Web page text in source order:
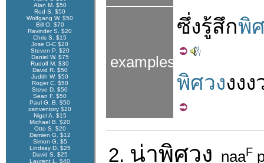
Alan M. $50
Rod S. $50
Wolfgang W. $50
Bill O. $70
Ravinder S. $20
Chris S. $15
Jose D-C $20
Steven P. $20
Daniel W. $75
Rudolf M. $30
David R. $50
Judith W. $50
Roger C. $50
Steve D. $50
Sean F. $50
Paul G. B. $50
xsinventory $20
Nigel A. $15
Michael B. $20
Otto S. $20
Damien G. $12
Simon G. $5
Lindsay D. $25
David S. $25
Laurent L. $40
examples
ซึ่งรู้สึกพิ
พิศวงงงง
2. น่าพิศวง naaF